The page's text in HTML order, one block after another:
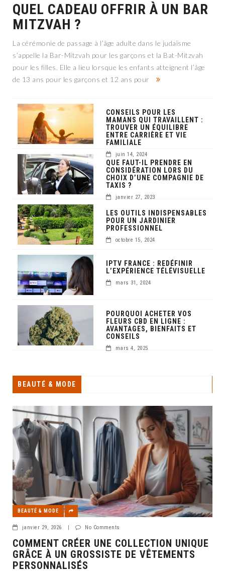
QUEL CADEAU OFFRIR À UN BAR
MITZVAH ?
La cérémonie de passage à l’âge adulte dans le judaïsme
s’appelle la Bar-Mitzvah pour les garçons et la Bat-Mitzvah
pour les filles. Elle a lieu lorsque les enfants atteignent l’âge
de 13 ans pour les garçons et 12 ans pour
CONSEILS POUR LES
MAMANS QUI TRAVAILLENT :
TROUVER UN ÉQUILIBRE
ENTRE CARRIÈRE ET VIE
FAMILIALE
juin 14, 2024
QUE FAUT-IL PRENDRE EN
CONSIDÉRATION LORS DU
CHOIX D’UNE COMPAGNIE DE
TAXIS ?
janvier 27, 2023
LES OUTILS INDISPENSABLES
POUR UN JARDINIER
PROFESSIONNEL
octobre 15, 2024
IPTV FRANCE : REDÉFINIR
L’EXPÉRIENCE TÉLÉVISUELLE
mars 31, 2024
POURQUOI ACHETER VOS
FLEURS CBD EN LIGNE :
AVANTAGES, BIENFAITS ET
CONSEILS
mars 4, 2025
BEAUTÉ & MODE
BEAUTÉ & MODE
janvier 29, 2026 | No Comments
COMMENT CRÉER UNE COLLECTION UNIQUE
GRÂCE À UN GROSSISTE DE VÊTEMENTS
PERSONNALISÉS